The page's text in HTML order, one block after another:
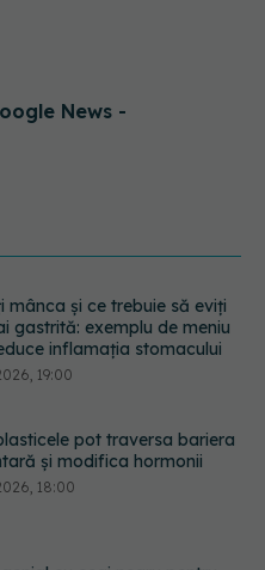
News -
pot traversa bariera
și modifica hormonii
cu ceai negru pentru
mai multe femei îl adoră
17:00